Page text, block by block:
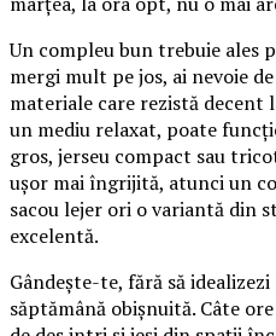
Un compleu bun trebuie ales
mergi mult pe jos, ai nevoie
materiale care rezistă
un mediu relaxat, poate
gros, jerseu compact sau
ușor mai îngrijită, atunci un
sacou lejer ori o variantă din
excelentă.
Gândește-te, fără să
săptămână obișnuită. Câte